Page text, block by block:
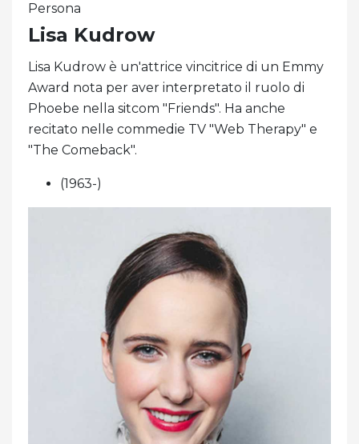
Persona
Lisa Kudrow
Lisa Kudrow è un'attrice vincitrice di un Emmy
Award nota per aver interpretato il ruolo di
Phoebe nella sitcom "Friends". Ha anche
recitato nelle commedie TV "Web Therapy" e
"The Comeback".
(1963-)